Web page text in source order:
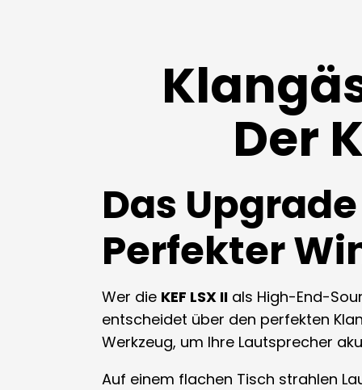
Der
Das
Perfekter
Wer die KEF LSX II als High-End-
entscheidet über den perfekten
Werkzeug, um Ihre Lautsprecher
Auf einem flachen Tisch strahlen